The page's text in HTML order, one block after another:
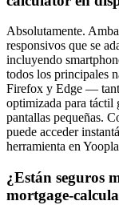
Absolutamente.
responsivos que se
incluyendo
todos los principales
Firefox y Edge —
optimizada para táctil
pantallas pequeñas.
puede acceder
herramienta en
¿Están seguros
mortgage-